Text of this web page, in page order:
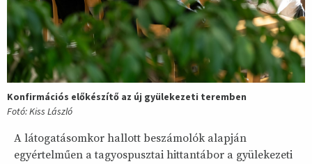
Konfirmációs előkészítő az új gyülekezeti teremben
Fotó: Kiss László
A látogatásomkor hallott beszámolók alapján
egyértelműen a tagyospusztai hittantábor a gyülekezeti